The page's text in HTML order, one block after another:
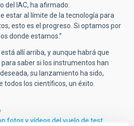
del IAC, ha afirmado:
estar al límite de la tecnología para
esto es el progreso. Si optamos por
donde estamos.”
allí arriba, y aunque habrá que
saber si los instrumentos han
su lanzamiento ha sido,
todos los científicos, un éxito.
fotos y vídeos del vuelo de test